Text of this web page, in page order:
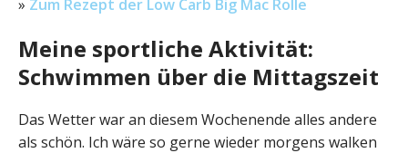
» Zum Rezept der Low Carb Big Mac Rolle
Meine sportliche Aktivität:
Schwimmen über die Mittagszeit
Das Wetter war an diesem Wochenende alles andere
als schön. Ich wäre so gerne wieder morgens walken